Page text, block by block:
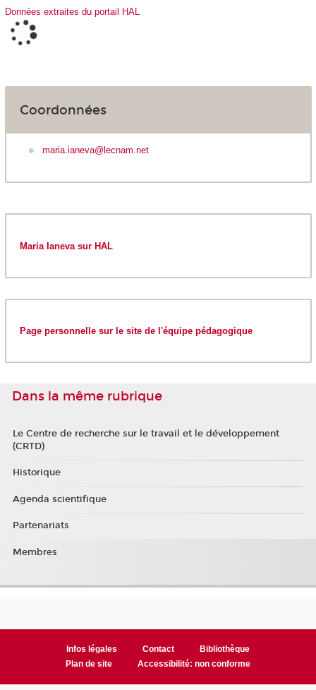
Données extraites du portail HAL
Coordonnées
maria.ianeva@lecnam.net
Maria Ianeva sur HAL
Page personnelle sur le site de l'équipe pédagogique
Dans la même rubrique
Le Centre de recherche sur le travail et le développement
(CRTD)
Historique
Agenda scientifique
Partenariats
Membres
Infos légales Contact
Bibliothèque
Plan de site
Accessibilité: non conforme